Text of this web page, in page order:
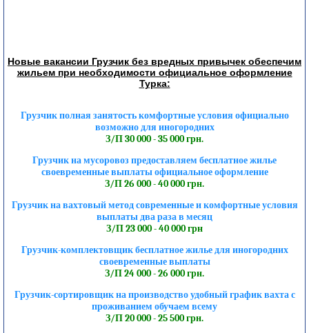
Новые вакансии Грузчик без вредных привычек обеспечим
жильем при необходимости официальное оформление
Турка:
Грузчик полная занятость комфортные условия официально
возможно для иногородних
З/П 30 000 - 35 000 грн.
Грузчик на мусоровоз предоставляем бесплатное жилье
своевременные выплаты официальное оформление
З/П 26 000 - 40 000 грн.
Грузчик на вахтовый метод современные и комфортные условия
выплаты два раза в месяц
З/П 23 000 - 40 000 грн
Грузчик-комплектовщик бесплатное жилье для иногородних
своевременные выплаты
З/П 24 000 - 26 000 грн.
Грузчик-сортировщик на производство удобный график вахта с
проживанием обучаем всему
З/П 20 000 - 25 500 грн.